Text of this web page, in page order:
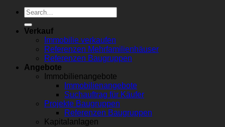
Verkauf
Immobilie verkaufen
Referenzen Mehrfamilienhäuser
Referenzen Baugruppen
Angebote
Immobilienangebote
Immobilienangebote
Suchauftrag für Käufer
Projekte Baugruppen
Referenzen Baugruppen
Kapitalanlagen